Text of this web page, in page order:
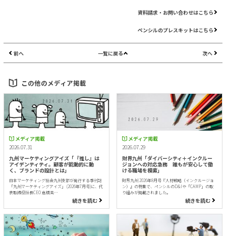
資料請求・お問い合わせはこちら
ペンシルのプレスキットはこちら
前へ 一覧に戻る 次へ
この他のメディア掲載
メディア掲載
2026.07.31
九州マーケティングアイズ「『推し』は
アイデンティティ。顧客が能動的に動
く、ブランドの設計とは」
日本マーケティング協会九州支部が発行する季刊誌
「九州マーケティングアイズ」 (2026年7月号)に、代
表取締役社長CEO 倉橋美…
続きを読む
メディア掲載
2026.07.29
財界九州「ダイバーシティ＋インクルー
ジョンへの対応急務 誰もが安心して働
ける職場を模索」
財界九州 2026年8月号『人材戦略（インクルージョ
ン）』の特集で、ペンシルのD&Iや「CAMP」の取
り組みが掲載されました。
続きを読む